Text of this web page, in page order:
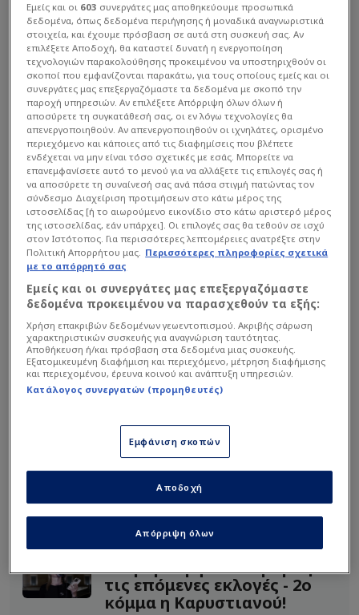
Η Ντοντέν εξηγεί ότι μίλησεπροληπτικά με
γιατρό, ο οποίος την καθησύχασε πως η
επέμβασηδεν θα επηρεάσει την απόδοσή της
Παρά τις «προειδοποιήσεις» τρίτων ότι «δεν θα
μπορεί να παίξει» ή ότι τα εμφυτεύματα θα την
περιορίσουν στην κίνηση, η ίδια υπογραμμίζει
πωςδεν αντιμετωπίζει κανένα πρόβλημαστις
προπονήσεις της. Επισημαίνει επίσης ότι το
μέγεθος δεν είναι υπερβολικό-φέρνοντας ως
αντίστροφο παράδειγμα τη γνωστή περίπτωση
αθλήτριας πουπροχώρησε σε μείωση
Διαβάστε επίσης...
Αποκάλυψη: Το μεγάλο
απωθημένο του Αλέξη
Κούγια - Πέθανε πριν
προλάβει να…!
Η πρόβλεψη του Σαμαρά για
τις επόμενες εκλογές - 2ο
κόμμα η Καρυστιανού!
Εμείς και οι 603 συνεργάτες μας αποθηκεύουμε προσωπικά
δεδομένα, όπως δεδομένα περιήγησης ή μοναδικά αναγνωριστικά
στοιχεία, και έχουμε πρόσβαση σε αυτά στη συσκευή σας. Αν
επιλέξετε Αποδοχή, θα καταστεί δυνατή η ενεργοποίηση
τεχνολογιών παρακολούθησης προκειμένου να υποστηριχθούν οι
σκοποί που εμφανίζονται παρακάτω, για τους οποίους εμείς και οι
συνεργάτες μας επεξεργαζόμαστε τα δεδομένα με σκοπό την
παροχή υπηρεσιών. Αν επιλέξετε Απόρριψη όλων όλων ή
αποσύρετε τη συγκατάθεσή σας, οι εν λόγω τεχνολογίες θα
απενεργοποιηθούν. Αν απενεργοποιηθούν οι ιχνηλάτες, ορισμένο
περιεχόμενο και κάποιες από τις διαφημίσεις που βλέπετε
ενδέχεται να μην είναι τόσο σχετικές με εσάς. Μπορείτε να
επανεμφανίσετε αυτό το μενού για να αλλάξετε τις επιλογές σας ή
να αποσύρετε τη συναίνεσή σας ανά πάσα στιγμή πατώντας τον
σύνδεσμο Διαχείριση προτιμήσεων στο κάτω μέρος της
ιστοσελίδας [ή το αιωρούμενο εικονίδιο στο κάτω αριστερό μέρος
της ιστοσελίδας, εάν υπάρχει]. Οι επιλογές σας θα τεθούν σε ισχύ
στον Ιστότοπος. Για περισσότερες λεπτομέρειες ανατρέξτε στην
Πολιτική Απορρήτου μας. Περισσότερες πληροφορίες σχετικά
με το απόρρητό σας
Εμείς και οι συνεργάτες μας επεξεργαζόμαστε
δεδομένα προκειμένου να παρασχεθούν τα εξής:
Χρήση επακριβών δεδομένων γεωεντοπισμού. Ακριβής σάρωση
χαρακτηριστικών συσκευής για αναγνώριση ταυτότητας.
Αποθήκευση ή/και πρόσβαση στα δεδομένα μιας συσκευής.
Εξατομικευμένη διαφήμιση και περιεχόμενο, μέτρηση διαφήμισης
και περιεχομένου, έρευνα κοινού και ανάπτυξη υπηρεσιών.
Κατάλογος συνεργατών (προμηθευτές)
Εμφάνιση σκοπών
Απόρριψη όλων
Αποδοχή